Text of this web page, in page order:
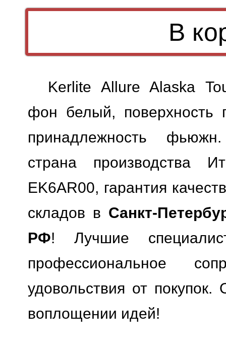
Kerlite Allure Alaska
фон белый, поверхность
принадлежность
страна производства
EK6AR00, гарантия
складов в Санкт-
РФ! Лучшие
профессиональное
удовольствия от
воплощении идей!